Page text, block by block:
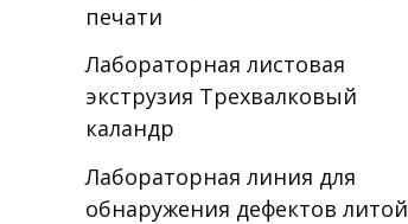
печати
Лабораторная листовая
экструзия Трехвалковый
каландр
Лабораторная линия для
обнаружения дефектов литой